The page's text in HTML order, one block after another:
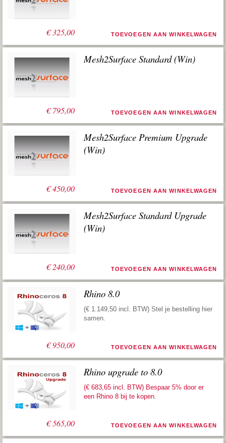
€325,00 TOEVOEGEN AAN WINKELWAGEN
€795,00
Mesh2Surface Standard (Win)
TOEVOEGEN AAN WINKELWAGEN
€450,00
Mesh2Surface Premium Upgrade
(Win)
TOEVOEGEN AAN WINKELWAGEN
€240,00
Mesh2Surface Standard Upgrade
(Win)
TOEVOEGEN AAN WINKELWAGEN
€950,00
Rhino 8.0
(€ 1.149,50 incl. BTW) Stel je bestelling hier
samen.
TOEVOEGEN AAN WINKELWAGEN
€565,00
Rhino upgrade to 8.0
(€ 683,65 incl. BTW) Bespaar 5% door er
een Rhino 8 bij te kopen.
TOEVOEGEN AAN WINKELWAGEN